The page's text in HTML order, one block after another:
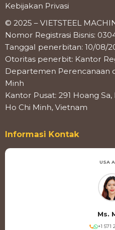
Kebijakan Privasi
© 2025 – VIETSTEEL
Nomor Registrasi Bisnis:
Tanggal penerbitan: 10/08/
Otoritas penerbit: Kantor
Departemen Perencanaan
Minh
Kantor Pusat: 291 Hoang
Ho Chi Minh, Vietnam
Informasi Kontak
USA
Ms.
+1 571